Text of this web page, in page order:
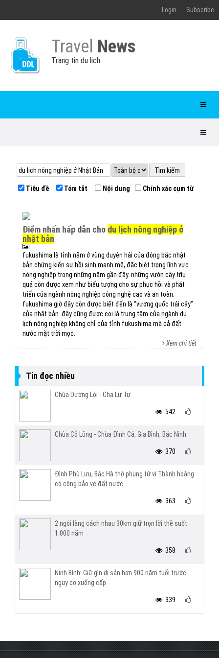
Login Subscribe
Travel News
Trang tin du lịch
Tiêu đề Tóm tắt Nội dung Chính xác cụm từ
điểm nhấn hấp dẫn cho du lịch nông nghiệp ở
nhật bản
fukushima là tỉnh nằm ở vùng duyên hải của đông bắc nhật
bản chứng kiến sự hồi sinh mạnh mẽ, đặc biệt trong lĩnh vực
nông nghiệp trong những năm gần đây. những vườn cây trĩu
quả còn được xem như biểu tượng cho sự phục hồi và phát
triển của ngành nông nghiệp công nghệ cao và an toàn.
fukushima giờ đây còn được biết đến là “vương quốc trái cây”
của nhật bản. đây cũng được coi là trung tâm của ngành du
lịch nông nghiệp không chỉ của tỉnh fukushima mà cả đất
nước mặt trời mọc.
Xem chi tiết
Tin đọc nhiều
Chùa Dương Lôi - Cha Lư Tự
542
Chùa Cổ Lũng - Chùa Đình Cả, Gia Bình, Bắc Ninh
370
Đình Phù Lưu, Bắc Hà thờ phụng tứ vị Thành hoàng
có công bảo vệ đất nước
363
2 ngôi làng cách nhau 30km giữ trọn lời thề suốt
1.000 năm
358
Ninh Bình: Giữ gìn di sản hơn 900 năm tuổi trước
nguy cơ xuống cấp
339